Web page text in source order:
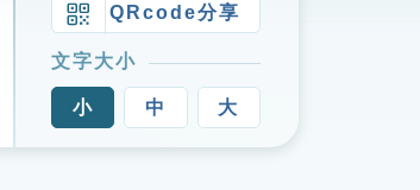
QRcode分享
文字大小
小 中 大